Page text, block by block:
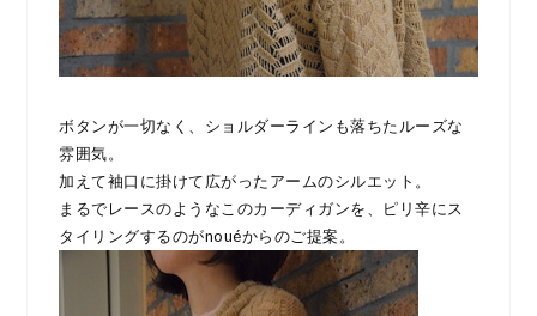
ボタンが一切なく、ショルダーラインも落ちたルーズな
雰囲気。
加えて袖口に掛けて広がったアームのシルエット。
まるでレースのようなこのカーディガンを、ピリ辛にス
タイリングするのがnouéからのご提案。